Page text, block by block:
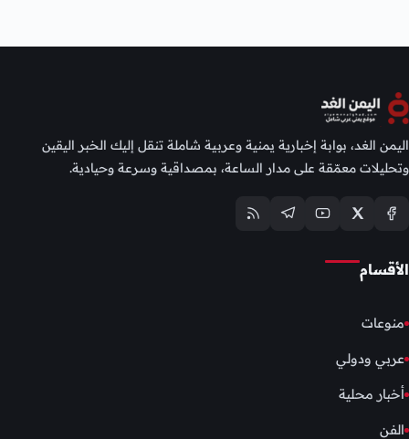
اليمن الغد، بوابة إخبارية يمنية وعربية شاملة تنقل إليك الخبر اليقين
وتحليلات معمّقة على مدار الساعة، بمصداقية وسرعة وحيادية.
الأقسام
منوعات
عربي ودولي
أخبار محلية
الفن